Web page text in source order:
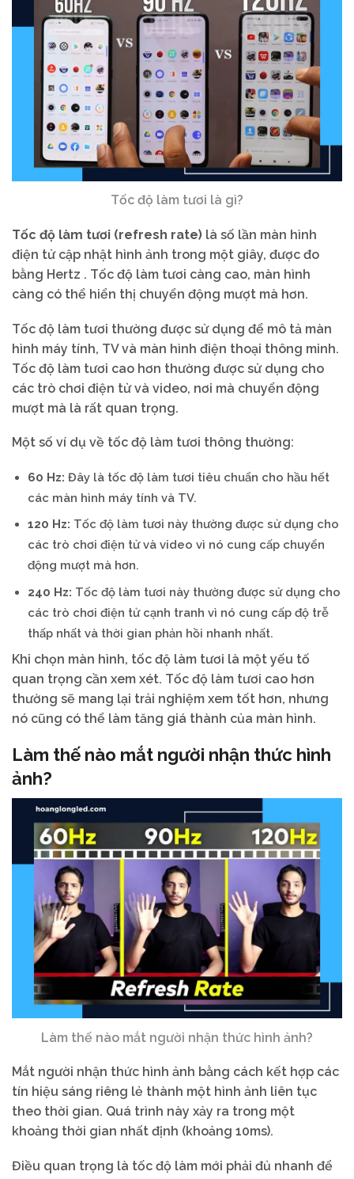
Tốc độ làm tươi là gì?
Tốc độ làm tươi (refresh rate) là số lần màn hình
điện tử cập nhật hình ảnh trong một giây, được đo
bằng Hertz . Tốc độ làm tươi càng cao, màn hình
càng có thể hiển thị chuyển động mượt mà hơn.
Tốc độ làm tươi thường được sử dụng để mô tả màn
hình máy tính, TV và màn hình điện thoại thông minh.
Tốc độ làm tươi cao hơn thường được sử dụng cho
các trò chơi điện tử và video, nơi mà chuyển động
mượt mà là rất quan trọng.
Một số ví dụ về tốc độ làm tươi thông thường:
60 Hz: Đây là tốc độ làm tươi tiêu chuẩn cho hầu hết
các màn hình máy tính và TV.
120 Hz: Tốc độ làm tươi này thường được sử dụng cho
các trò chơi điện tử và video vì nó cung cấp chuyển
động mượt mà hơn.
240 Hz: Tốc độ làm tươi này thường được sử dụng cho
các trò chơi điện tử cạnh tranh vì nó cung cấp độ trễ
thấp nhất và thời gian phản hồi nhanh nhất.
Khi chọn màn hình, tốc độ làm tươi là một yếu tố
quan trọng cần xem xét. Tốc độ làm tươi cao hơn
thường sẽ mang lại trải nghiệm xem tốt hơn, nhưng
nó cũng có thể làm tăng giá thành của màn hình.
Làm thế nào mắt người nhận thức hình
ảnh?
Làm thế nào mắt người nhận thức hình ảnh?
Mắt người nhận thức hình ảnh bằng cách kết hợp các
tín hiệu sáng riêng lẻ thành một hình ảnh liên tục
theo thời gian. Quá trình này xảy ra trong một
khoảng thời gian nhất định (khoảng 10ms).
Điều quan trọng là tốc độ làm mới phải đủ nhanh để